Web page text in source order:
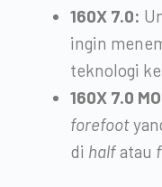
160X 7.0:
ingin
teknologi
160X 7.0
forefoot
di halfatau